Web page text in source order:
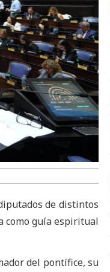
de distintos
como guía espiritual
del pontífice, su